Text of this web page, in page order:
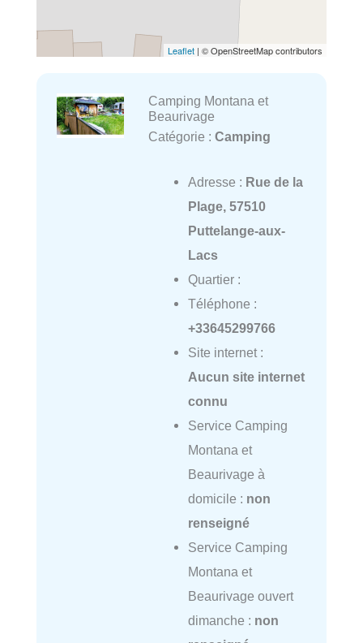
Leaflet | © OpenStreetMap contributors
Camping Montana et
Beaurivage
Catégorie : Camping
Adresse : Rue de la
Plage, 57510
Puttelange-aux-
Lacs
Quartier :
Téléphone :
+33645299766
Site internet :
Aucun site internet
connu
Service Camping
Montana et
Beaurivage à
domicile : non
renseigné
Service Camping
Montana et
Beaurivage ouvert
dimanche : non